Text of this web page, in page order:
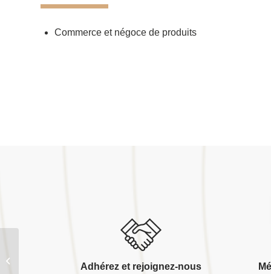
Commerce et négoce de produits
Adhérez et rejoignez-nous
Scierie debotté sylvain